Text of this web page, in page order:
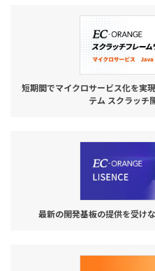
短期間でマイクロサービス化を実
テム スクラッチ
最新の開発基板の提供を受け